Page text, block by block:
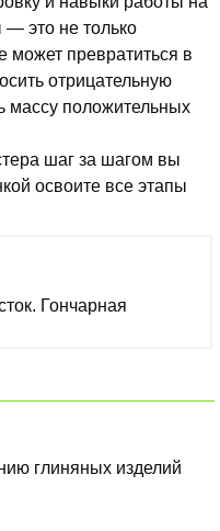
— это не только
может превратиться в
отрицательную
массу положительных
шаг за шагом вы
освоите все этапы
глиняных изделий